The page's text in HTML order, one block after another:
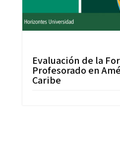
Evaluación de la
Profesorado en
Caribe